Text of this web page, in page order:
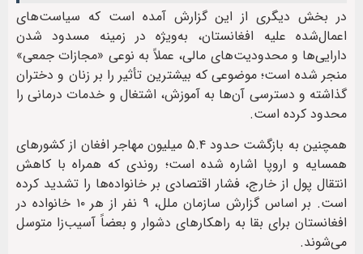
در بخش دیگری از این گزارش آمده است که سیاست‌های
اعمال‌شده علیه افغانستان، به‌ویژه در زمینه مسدود شدن
دارایی‌ها و محدودیت‌های مالی، عملاً به نوعی «مجازات جمعی»
منجر شده است؛ موضوعی که بیشترین تأثیر را بر زنان و دختران
گذاشته و دسترسی آن‌ها به آموزش، اشتغال و خدمات درمانی را
محدود کرده است.
همچنین به بازگشت حدود ۵.۴ میلیون مهاجر افغان از کشورهای
همسایه و اروپا اشاره شده است؛ روندی که همراه با کاهش
انتقال پول از خارج، فشار اقتصادی بر خانواده‌ها را تشدید کرده
است. بر اساس گزارش سازمان ملل، ۹ نفر از هر ۱۰ خانواده در
افغانستان برای بقا به راهکارهای دشوار و بعضاً آسیب‌زا متوسل
می‌شوند.